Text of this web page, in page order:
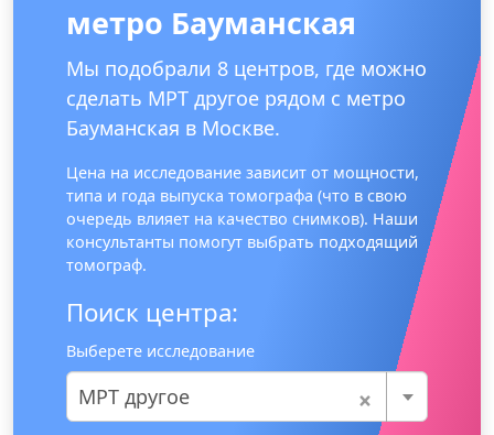
метро Бауманская
Мы подобрали 8 центров, где можно
сделать МРТ другое рядом с метро
Бауманская в Москве.
Цена на исследование зависит от мощности,
типа и года выпуска томографа (что в свою
очередь влияет на качество снимков). Наши
консультанты помогут выбрать подходящий
томограф.
Поиск центра:
Выберете исследование
×
МРТ другое